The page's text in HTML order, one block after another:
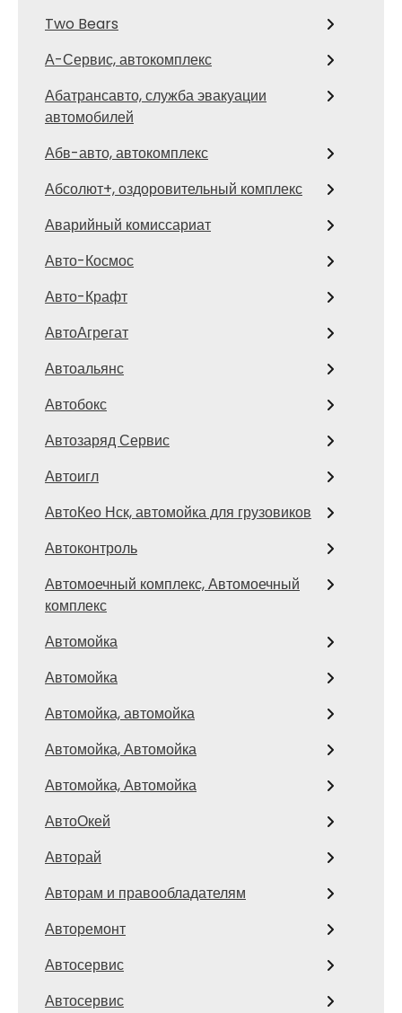
Two Bears
А-Сервис, автокомплекс
Абатрансавто, служба эвакуации
автомобилей
Абв-авто, автокомплекс
Абсолют+, оздоровительный комплекс
Аварийный комиссариат
Авто-Космос
Авто-Крафт
АвтоАгрегат
Автоальянс
Автобокс
Автозаряд Сервис
Автоигл
АвтоКео Нск, автомойка для грузовиков
Автоконтроль
Автомоечный комплекс, Автомоечный
комплекс
Автомойка
Автомойка
Автомойка, автомойка
Автомойка, Автомойка
Автомойка, Автомойка
АвтоОкей
Авторай
Авторам и правообладателям
Авторемонт
Автосервис
Автосервис